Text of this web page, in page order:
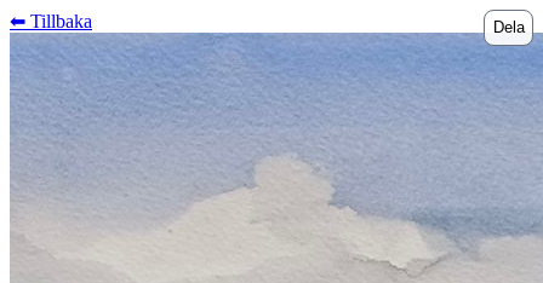
⬅︎ Tillbaka Dela